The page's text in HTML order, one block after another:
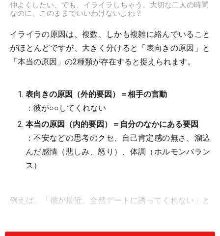
仲よくしたい、でも、イライラしちゃう。大切な二人の時間
なのに、このままでいいわけないよね？
イライラの原因は、複数、しかも複雑に絡んでいること
がほとんどですが、大きく分けると「表向きの原因」と
「本当の原因」の2種類が存在すると捉えられます。
表向きの原因（外的要因）＝相手の言動
：彼が○○してくれない
本当の原因（内的要因）＝自分のなかにある要因
：不安などの思考のクセ、自己肯定感の無さ、溜込
んだ感情（悲しみ、怒り）、体調（ホルモンバラン
ス）
例えば、「彼が最近、全然デートに誘ってくれない」と